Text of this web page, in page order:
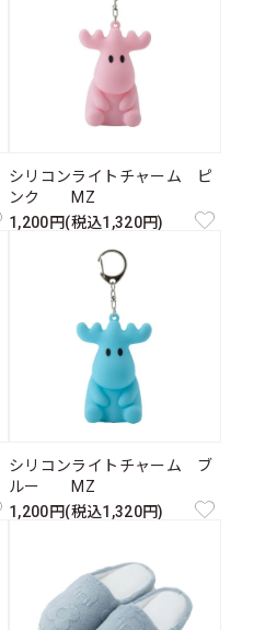
シリコンライトチャーム ピ
ンク MZ
1,200円(税込1,320円)
シリコンライトチャーム ブ
ルー MZ
1,200円(税込1,320円)